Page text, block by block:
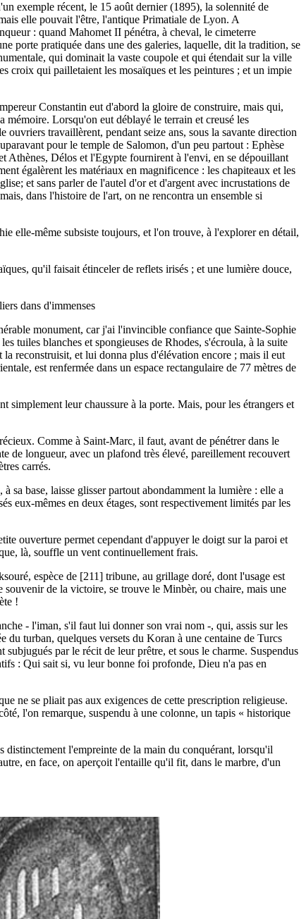
exemple récent, le 15 août dernier (1895), la solennité de
elle pouvait l'être, l'antique Primatiale de Lyon. A
: quand Mahomet II pénétra, à cheval, le cimeterre
porte pratiquée dans une des galeries, laquelle, dit la tradition, se
qui dominait la vaste coupole et qui étendait sur la ville
croix qui pailletaient les mosaïques et les peintures ; et un impie
Constantin eut d'abord la gloire de construire, mais qui,
mémoire. Lorsqu'on eut déblayé le terrain et creusé les
travaillèrent, pendant seize ans, sous la savante direction
pour le temple de Salomon, d'un peu partout : Ephèse
Athènes, Délos et l'Egypte fournirent à l'envi, en se dépouillant
égalèrent les matériaux en magnificence : les chapiteaux et les
et sans parler de l'autel d'or et d'argent avec incrustations de
dans l'histoire de l'art, on ne rencontra un ensemble si
elle-même subsiste toujours, et l'on trouve, à l'explorer en détail,
qu'il faisait étinceler de reflets irisés ; et une lumière douce,
dans d'immenses
monument, car j'ai l'invincible confiance que Sainte-Sophie
tuiles blanches et spongieuses de Rhodes, s'écroula, à la suite
reconstruisit, et lui donna plus d'élévation encore ; mais il eut
est renfermée dans un espace rectangulaire de 77 mètres de
simplement leur chaussure à la porte. Mais, pour les étrangers et
Comme à Saint-Marc, il faut, avant de pénétrer dans le
de longueur, avec un plafond très élevé, pareillement recouvert
carrés.
sa base, laisse glisser partout abondamment la lumière : elle a
eux-mêmes en deux étages, sont respectivement limités par les
ouverture permet cependant d'appuyer le doigt sur la paroi et
là, souffle un vent continuellement frais.
espèce de [211] tribune, au grillage doré, dont l'usage est
de la victoire, se trouve le Minbèr, ou chaire, mais une
!
- l'iman, s'il faut lui donner son vrai nom -, qui, assis sur les
du turban, quelques versets du Koran à une centaine de Turcs
par le récit de leur prêtre, et sous le charme. Suspendus
: Qui sait si, vu leur bonne foi profonde, Dieu n'a pas en
ne se pliait pas aux exigences de cette prescription religieuse.
l'on remarque, suspendu à une colonne, un tapis « historique
distinctement l'empreinte de la main du conquérant, lorsqu'il
en face, on aperçoit l'entaille qu'il fit, dans le marbre, d'un